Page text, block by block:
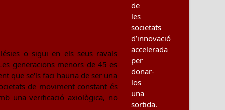
o sigui en els seus ravals
generacions menors de 45 es
que se'ls faci hauria de ser una
de moviment constant és
una verificació axiològica, no
de
les
societats
d’innovació
accelerada
per
donar-
los
una
sortida.